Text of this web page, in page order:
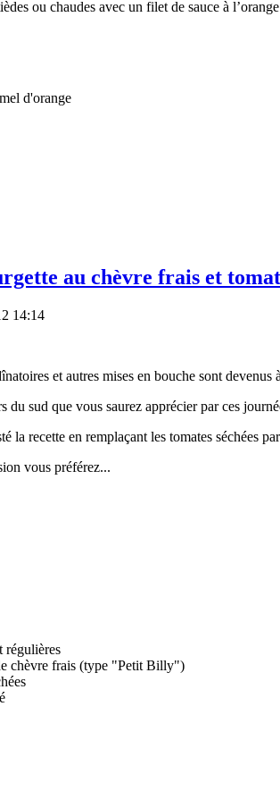
ou chaudes avec un filet de sauce à
au chèvre frais et
14:14
et autres mises en bouche sont
du sud que vous saurez apprécier par ces
la recette en remplaçant les tomates séchées
vous préférez...
régulières
chèvre frais (type "Petit Billy")